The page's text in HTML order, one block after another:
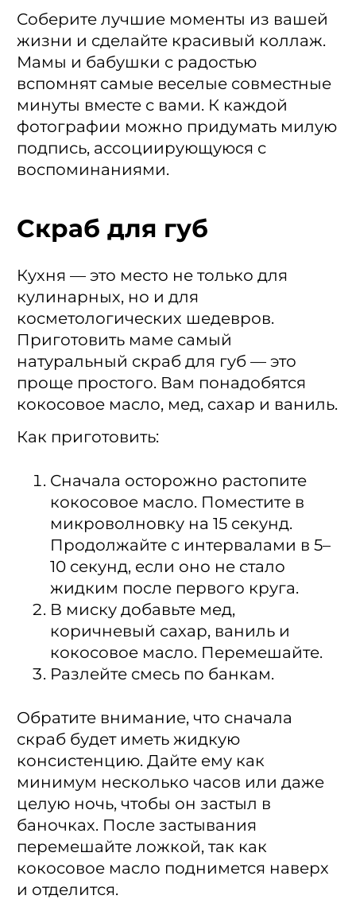
Соберите лучшие моменты из вашей
жизни и сделайте красивый коллаж.
Мамы и бабушки с радостью
вспомнят самые веселые совместные
минуты вместе с вами. К каждой
фотографии можно придумать милую
подпись, ассоциирующуюся с
воспоминаниями.
Скраб для губ
Кухня — это место не только для
кулинарных, но и для
косметологических шедевров.
Приготовить маме самый
натуральный скраб для губ — это
проще простого. Вам понадобятся
кокосовое масло, мед, сахар и ваниль.
Как приготовить:
Сначала осторожно растопите
кокосовое масло. Поместите в
микроволновку на 15 секунд.
Продолжайте с интервалами в 5–
10 секунд, если оно не стало
жидким после первого круга.
В миску добавьте мед,
коричневый сахар, ваниль и
кокосовое масло. Перемешайте.
Разлейте смесь по банкам.
Обратите внимание, что сначала
скраб будет иметь жидкую
консистенцию. Дайте ему как
минимум несколько часов или даже
целую ночь, чтобы он застыл в
баночках. После застывания
перемешайте ложкой, так как
кокосовое масло поднимется наверх
и отделится.